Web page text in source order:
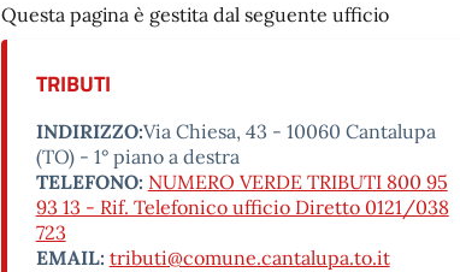
Questa pagina è gestita dal seguente ufficio
TRIBUTI
INDIRIZZO:Via Chiesa, 43 - 10060 Cantalupa
(TO) - 1° piano a destra
TELEFONO: NUMERO VERDE TRIBUTI 800 95
93 13 - Rif. Telefonico ufficio Diretto 0121/038
723
EMAIL: tributi@comune.cantalupa.to.it